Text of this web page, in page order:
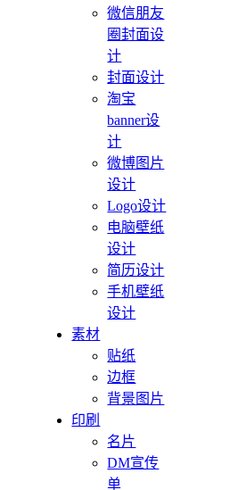
微信朋友
圈封面设
计
封面设计
淘宝
banner设
计
微博图片
设计
Logo设计
电脑壁纸
设计
简历设计
手机壁纸
设计
素材
贴纸
边框
背景图片
印刷
名片
DM宣传
单